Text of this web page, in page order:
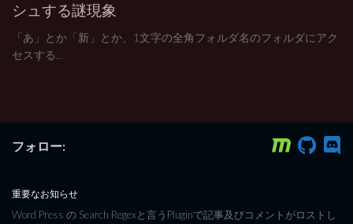
シュする謎現象
「あ」とか「新」とか、1文字の全角フォルダ名のフォルダにアク
セスする...
フォロー:
重要なお知らせ
Word Press の Search Regexと言うPluginで記事及びコメントがロストし